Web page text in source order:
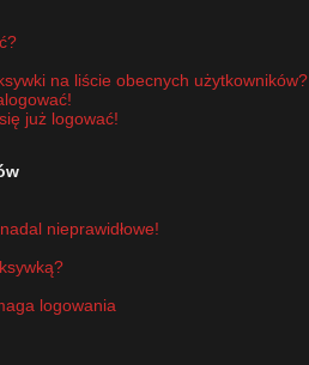
na liście obecnych użytkowników?
już logować!
nieprawidłowe!
logowania